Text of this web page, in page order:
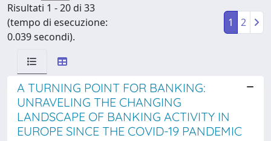
Risultati 1 - 20 di 33
(tempo di esecuzione:
0.039 secondi).
1 2
A TURNING POINT FOR BANKING:
UNRAVELING THE CHANGING
LANDSCAPE OF BANKING ACTIVITY IN
EUROPE SINCE THE COVID-19 PANDEMIC